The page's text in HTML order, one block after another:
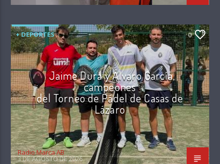
+ DEPORTES 0
Jaime Dura y Álvaro García,
campeones
del Torneo de Pádel de Casas de
Lázaro
Radio Marca AB
3 DE AGOSTO DE 2026